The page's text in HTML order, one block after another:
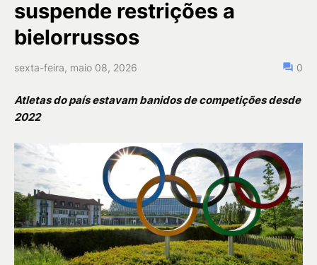
suspende restrições a
bielorrussos
sexta-feira, maio 08, 2026 0
Atletas do país estavam banidos de competições desde
2022